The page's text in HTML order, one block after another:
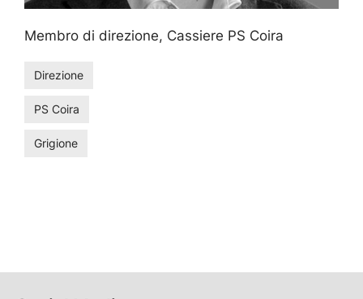
Membro di direzione, Cassiere PS Coira
Direzione
PS Coira
Grigione